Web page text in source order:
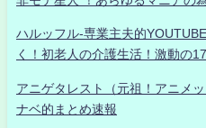
ハルッフル-専業主夫的
く！初老人の介護生活！激動の
アニゲタレスト（元祖！アニメ
ナベ的まとめ速報